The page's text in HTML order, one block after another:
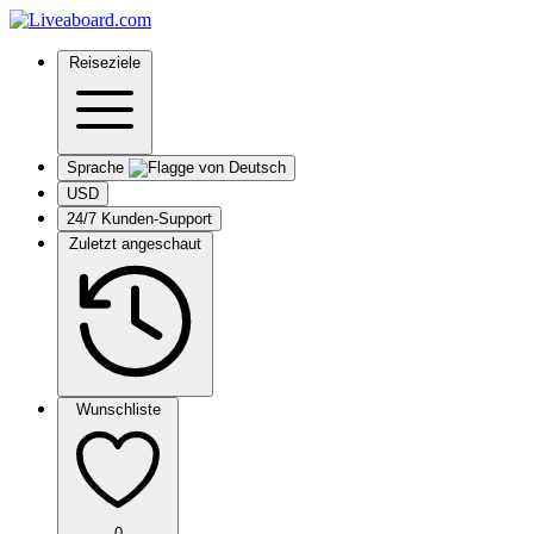
Reiseziele
Sprache
USD
24/7 Kunden-Support
Zuletzt angeschaut
Wunschliste